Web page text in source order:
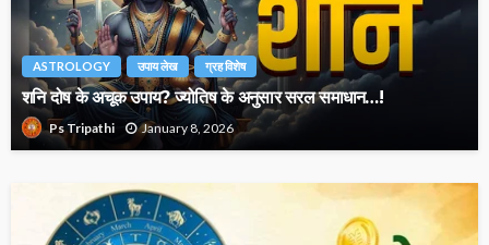
ASTROLOGY उपाय लेख ग्रह विशेष
शनि दोष के अचूक उपाय? ज्योतिष के अनुसार सरल समाधान…!
Ps Tripathi January 8, 2026